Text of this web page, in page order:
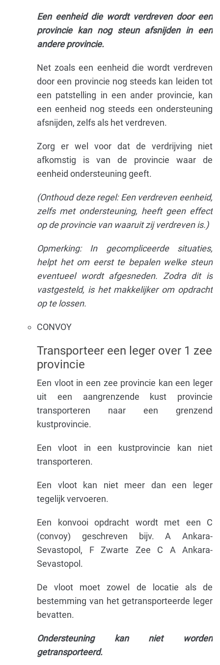
Een eenheid die wordt verdreven door een
provincie kan nog steun afsnijden in een
andere provincie.
Net zoals een eenheid die wordt verdreven
door een provincie nog steeds kan leiden tot
een patstelling in een ander provincie, kan
een eenheid nog steeds een ondersteuning
afsnijden, zelfs als het verdreven.
Zorg er wel voor dat de verdrijving niet
afkomstig is van de provincie waar de
eenheid ondersteuning geeft.
(Onthoud deze regel: Een verdreven eenheid,
zelfs met ondersteuning, heeft geen effect
op de provincie van waaruit zij verdreven is.)
Opmerking: In gecompliceerde situaties,
helpt het om eerst te bepalen welke steun
eventueel wordt afgesneden. Zodra dit is
vastgesteld, is het makkelijker om opdracht
op te lossen.
CONVOY
Transporteer een leger over 1 zee
provincie
Een vloot in een zee provincie kan een leger
uit een aangrenzende kust provincie
transporteren naar een grenzend
kustprovincie.
Een vloot in een kustprovincie kan niet
transporteren.
Een vloot kan niet meer dan een leger
tegelijk vervoeren.
Een konvooi opdracht wordt met een C
(convoy) geschreven bijv. A Ankara-
Sevastopol, F Zwarte Zee C A Ankara-
Sevastopol.
De vloot moet zowel de locatie als de
bestemming van het getransporteerde leger
bevatten.
Ondersteuning kan niet worden
getransporteerd.